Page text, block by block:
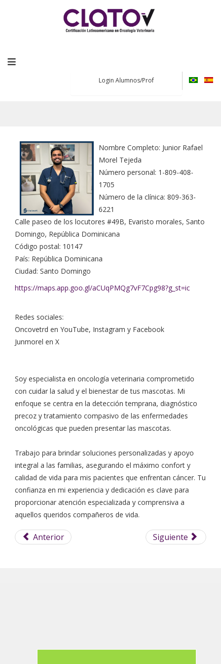
≡
Login Alumnos/Prof
Nombre Completo: Junior Rafael
Morel Tejeda
Número personal: 1-809-408-
1705
Número de la clínica: 809-363-
6221
Calle paseo de los locutores #49B, Evaristo morales, Santo
Domingo, República Dominicana
Código postal: 10147
País: República Dominicana
Ciudad: Santo Domingo
https://maps.app.goo.gl/aCUqPMQg7vF7Cpg98?g_st=ic
Redes sociales:
Oncovetrd en YouTube, Instagram y Facebook
Junmorel en X
Soy especialista en oncología veterinaria comprometido
con cuidar la salud y el bienestar de tus mascotas. Mi
enfoque se centra en la detección temprana, diagnóstico
precoz y tratamiento compasivo de las enfermedades
oncológicas que pueden presentar las mascotas.
Trabajo para brindar soluciones personalizadas y apoyo
integral a las familias, asegurando el máximo confort y
calidad de vida para mis pacientes que enfrentan cáncer. Tu
confianza en mi experiencia y dedicación es clave para
proporcionar atención especializada y comprensiva a
aquellos queridos compañeros de vida.
Anterior Siguiente